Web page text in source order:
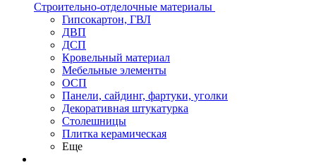
Строительно-отделочные материалы
Гипсокартон, ГВЛ
ДВП
ДСП
Кровельный материал
Мебельные элементы
ОСП
Панели, сайдинг, фартуки, уголки
Декоративная штукатурка
Столешницы
Плитка керамическая
Еще